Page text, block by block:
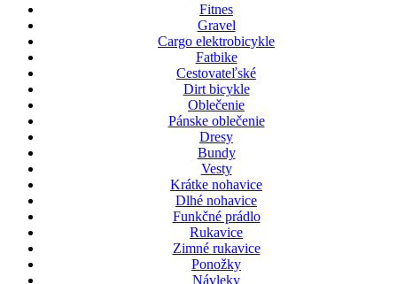
Fitnes
Gravel
Cargo elektrobicykle
Fatbike
Cestovateľské
Dirt bicykle
Oblečenie
Pánske oblečenie
Dresy
Bundy
Vesty
Krátke nohavice
Dlhé nohavice
Funkčné prádlo
Rukavice
Zimné rukavice
Ponožky
Návleky